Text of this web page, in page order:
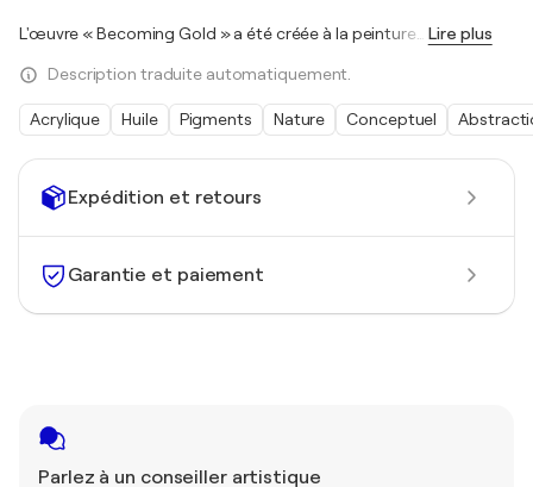
Expédition et retours
Garantie et paiement
Parlez à un conseiller artistique
L'œuvre « Becoming Gold » a été créée à la peinture Lire plus
Description traduite automatiquement.
Acrylique Huile Pigments Nature Conceptuel